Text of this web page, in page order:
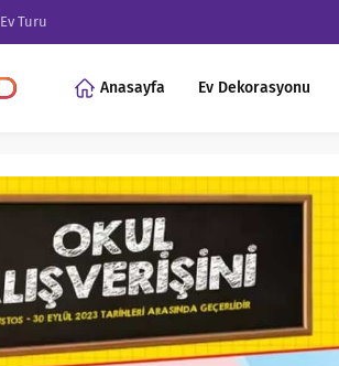
Ev Turu
Anasayfa Ev Dekorasyonu